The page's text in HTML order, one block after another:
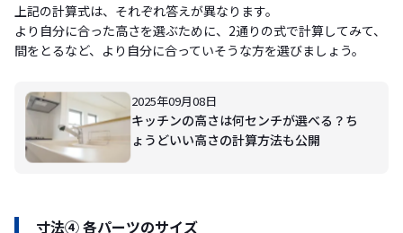
上記の計算式は、それぞれ答えが異なります。
より自分に合った高さを選ぶために、2通りの式で計算してみて、
間をとるなど、より自分に合っていそうな方を選びましょう。
2025年09月08日
キッチンの高さは何センチが選べる？ち
ょうどいい高さの計算方法も公開
寸法④ 各パーツのサイズ